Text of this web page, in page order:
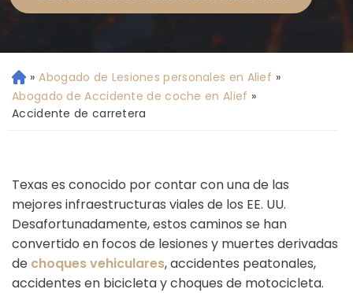
Ini
ci
o
» Abogado de Lesiones personales en Alief »
Abogado de Accidente de coche en Alief »
Accidente de carretera
Texas es conocido por contar con una de las
mejores infraestructuras viales de los EE. UU.
Desafortunadamente, estos caminos se han
convertido en focos de lesiones y muertes derivadas
de choques vehiculares, accidentes peatonales,
accidentes en bicicleta y choques de motocicleta.